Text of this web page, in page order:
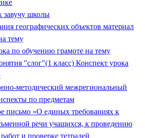
завучу школы
географических объектов материал
тему
по обучению грамоте на тему
"слог"(1 класс) Конспект урока
методический межрегиональный
по предметам
письмо «О единых требованиях к
речи учащихся, к проведению
и проверке тетрадей